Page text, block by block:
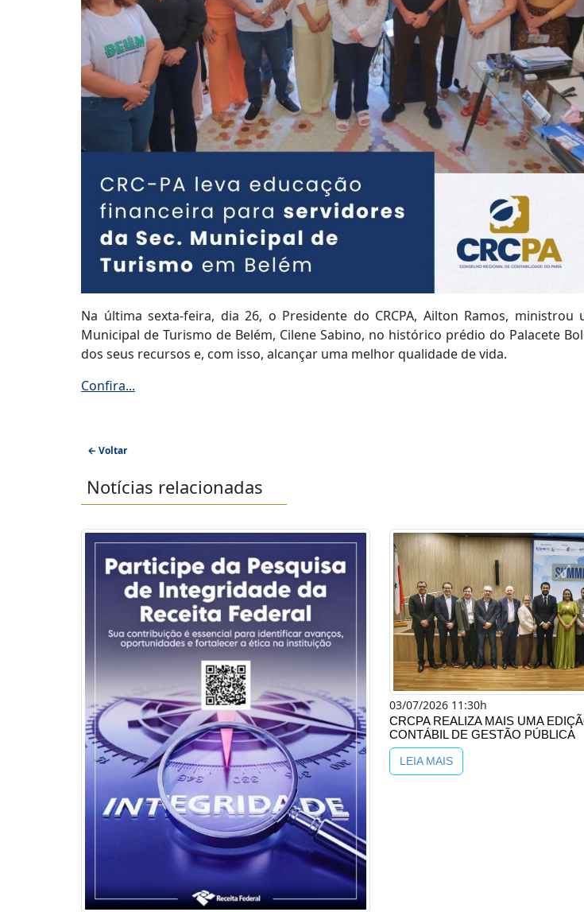
Na última sexta-feira, dia 26, o Presidente do CRCPA, Ailton Ramos,
Municipal de Turismo de Belém, Cilene Sabino, no histórico prédio do Palacete
dos seus recursos e, com isso, alcançar uma melhor qualidade de vida.
Confira...
← Voltar
Notícias relacionadas
03/07/2026 11:30h
CRCPA REALIZA MAIS UMA
CONTÁBIL DE GESTÃO PÚBLICA
LEIA MAIS